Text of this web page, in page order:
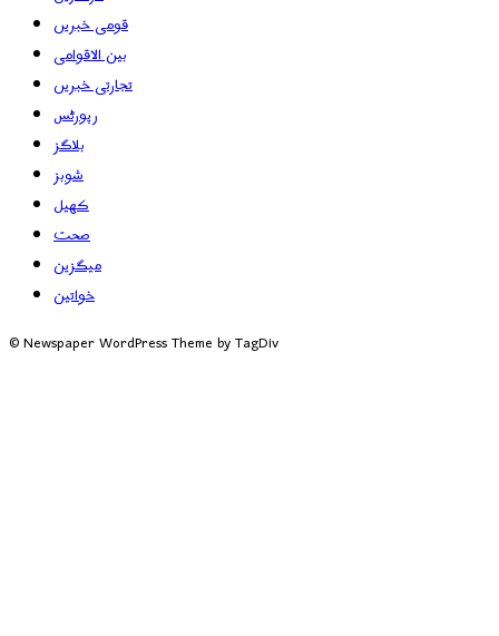
قومی خبریں
بین الاقوامی
تجارتی خبریں
رپورٹس
بلاگز
شوبز
کھیل
صحت
میگزین
خواتین
© Newspaper WordPress Theme by TagDiv